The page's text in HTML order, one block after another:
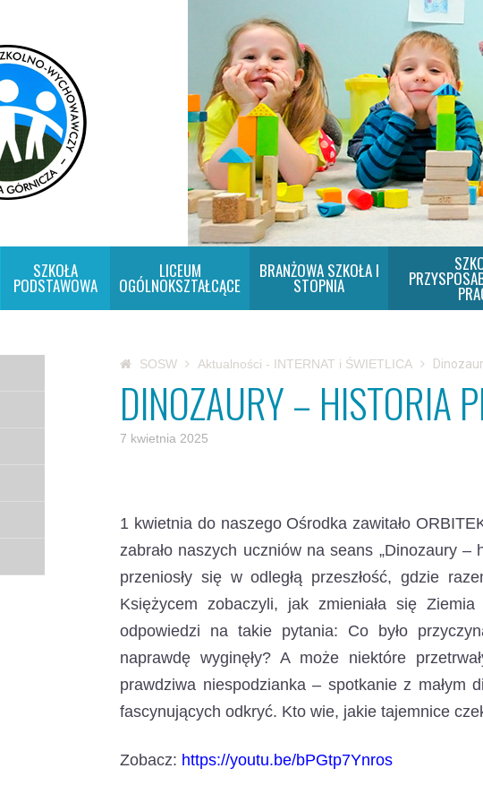
SZKOŁA
PODSTAWOWA
LICEUM
OGÓLNOKSZTAŁCĄCE
BRANŻOWA SZKOŁA I
STOPNIA
SOSW Aktualności - INTERNAT i ŚWIETLICA
DINOZAURY – HISTORIA
7 kwietnia 2025
1 kwietnia do naszego Ośrodka zawitało
zabrało naszych uczniów na seans „Dinozaury –
przeniosły się w odległą przeszłość, gdzie
Księżycem zobaczyli, jak zmieniała się
odpowiedzi na takie pytania: Co było
naprawdę wyginęły? A może niektóre
prawdziwa niespodzianka – spotkanie z małym
fascynujących odkryć. Kto wie, jakie tajemnice
Zobacz: https://youtu.be/bPGtp7Ynros